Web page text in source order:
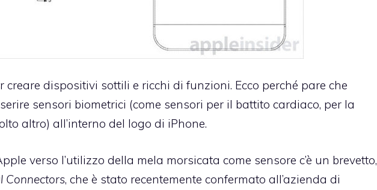
creare dispositivi sottili e ricchi di funzioni. Ecco perché pare che
sensori biometrici (come sensori per il battito cardiaco, per la
altro) all’interno del logo di iPhone.
verso l’utilizzo della mela morsicata come sensore c’è un brevetto,
Connectors, che è stato recentemente confermato all’azienda di